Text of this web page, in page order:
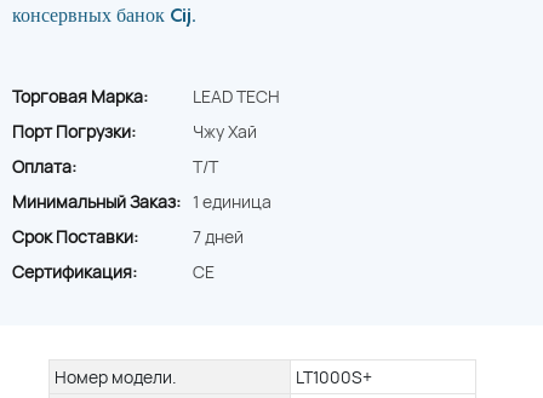
консервных банок Cij.
Торговая Марка:
LEAD TECH
Порт Погрузки:
Чжу Хай
Оплата:
T/T
Минимальный Заказ: 1 единица
Срок Поставки:
7 дней
Сертификация:
CE
Номер модели.
LT1000S+